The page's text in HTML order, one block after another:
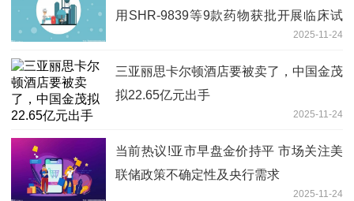
用SHR-9839等9款药物获批开展临床试
2025-11-24
三亚丽思卡尔顿酒店要被卖了，中国金茂
拟22.65亿元出手
2025-11-24
当前热议!亚市早盘金价持平 市场关注美
联储政策不确定性及央行需求
2025-11-24